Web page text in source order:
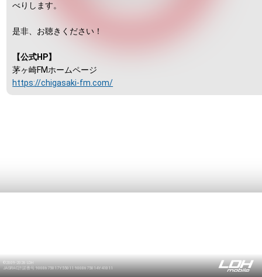
べりします。
是非、お聴きください！
【公式HP】
茅ヶ崎FMホームページ
https://chigasaki-fm.com/
©2009-2026 LDH
JASRAC許諾番号 9008675017Y55011 9008675014Y41011